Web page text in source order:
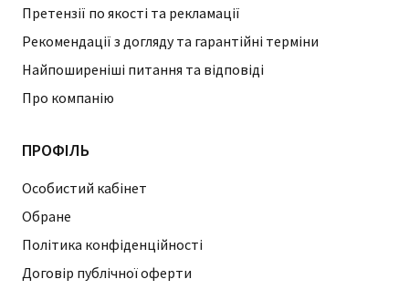
Претензії по якості та рекламації
Рекомендації з догляду та гарантійні терміни
Найпоширеніші питання та відповіді
Про компанію
ПРОФІЛЬ
Особистий кабінет
Обране
Політика конфіденційності
Договір публічної оферти